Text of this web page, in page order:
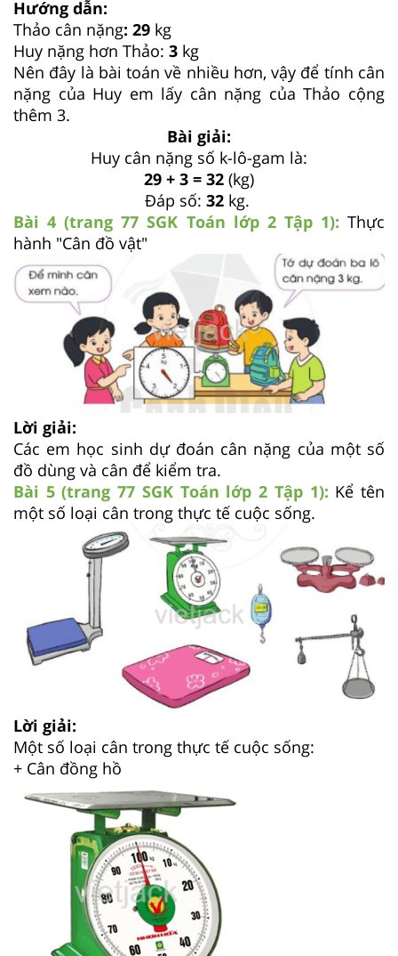
Hướng dẫn:
Thảo cân nặng: 29 kg
Huy nặng hơn Thảo: 3 kg
Nên đây là bài toán về nhiều hơn, vậy để tính cân
nặng của Huy em lấy cân nặng của Thảo cộng
thêm 3.
Bài giải:
Huy cân nặng số k-lô-gam là:
29 + 3 = 32 (kg)
Đáp số: 32kg.
Bài 4 (trang 77 SGK Toán lớp 2 Tập 1):Thực
hành "Cân đồ vật"
Lời giải:
Các em học sinh dự đoán cân nặng của một số
đồ dùng và cân để kiểm tra.
Bài 5 (trang 77 SGK Toán lớp 2 Tập 1): Kể tên
một số loại cân trong thực tế cuộc sống.
Lời giải:
Một số loại cân trong thực tế cuộc sống:
+ Cân đồng hồ